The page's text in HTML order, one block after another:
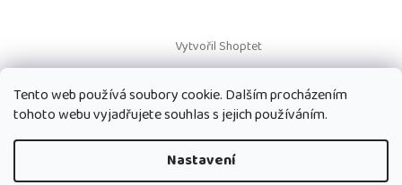
Tento web používá soubory cookie. Dalším procházením
tohoto webu vyjadřujete souhlas s jejich používáním.
Nastavení
Vytvořil Shoptet
Copyright 2026Paruky Jilly Lenau s.r.o.. Všechna práva vyhrazena.